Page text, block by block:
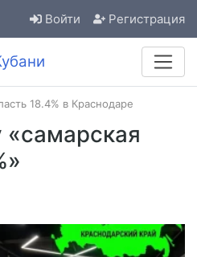
Войти Регистрация
18.4% в Краснодаре
«самарская